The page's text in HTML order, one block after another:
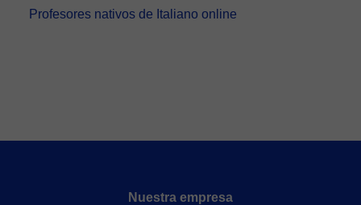
Profesores nativos de Italiano online
Nuestra empresa